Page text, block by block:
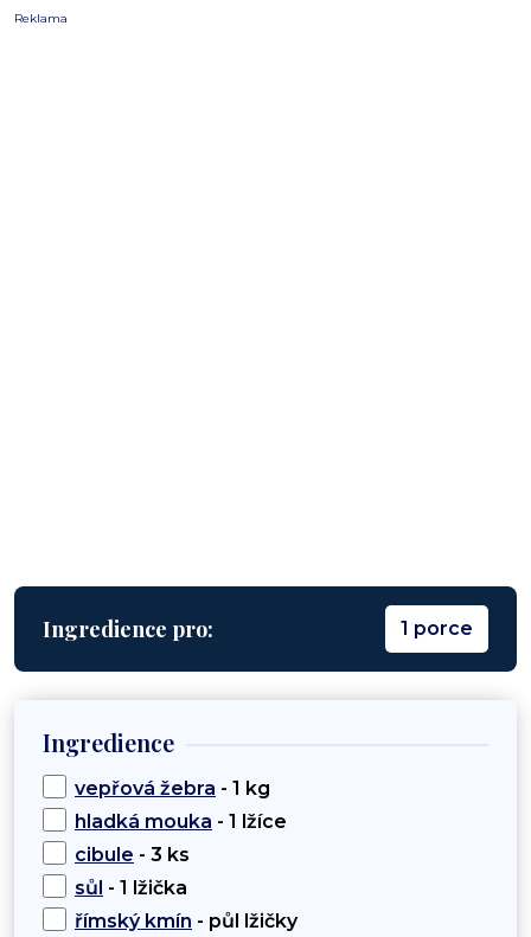
Reklama
Ingredience pro: 1 porce
Ingredience
vepřová žebra - 1 kg
hladká mouka - 1 lžíce
cibule - 3 ks
sůl - 1 lžička
římský kmín - půl lžičky